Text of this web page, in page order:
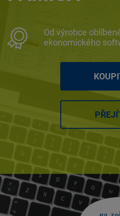
Od výrobce
ekonomického